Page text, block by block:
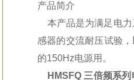
产品简介
本产品是为满足电力
感器的交流耐压试验
的150Hz电源用。
HMSFQ 三倍频系